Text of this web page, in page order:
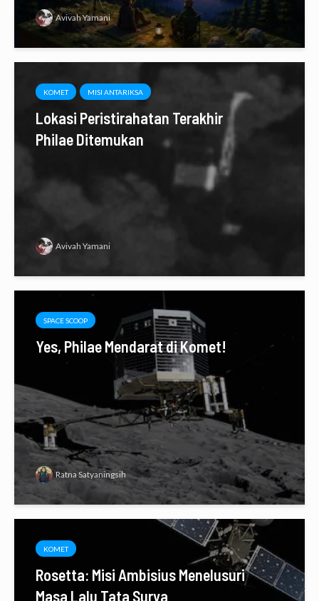
Avivah Yamani
KOMET MISI ANTARIKSA
Lokasi Peristirahatan Terakhir
Philae Ditemukan
Avivah Yamani
SPACE SCOOP
Yes, Philae Mendarat di Komet!
Ratna Satyaningsih
KOMET
Rosetta: Misi Ambisius Menelusuri
Masa Lalu Tata Surya